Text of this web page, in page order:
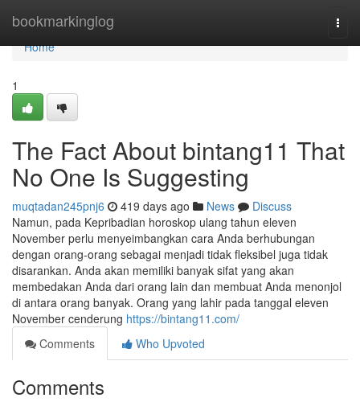
bookmarkinglog
Home
Home
1
The Fact About bintang11 That
No One Is Suggesting
muqtadan245pnj6 419 days ago News
Discuss
Namun, pada Kepribadian horoskop ulang tahun eleven
November perlu menyeimbangkan cara Anda berhubungan
dengan orang-orang sebagai menjadi tidak fleksibel juga tidak
disarankan. Anda akan memiliki banyak sifat yang akan
membedakan Anda dari orang lain dan membuat Anda menonjol
di antara orang banyak. Orang yang lahir pada tanggal eleven
November cenderung https://bintang11.com/
Comments
Who Upvoted
Comments